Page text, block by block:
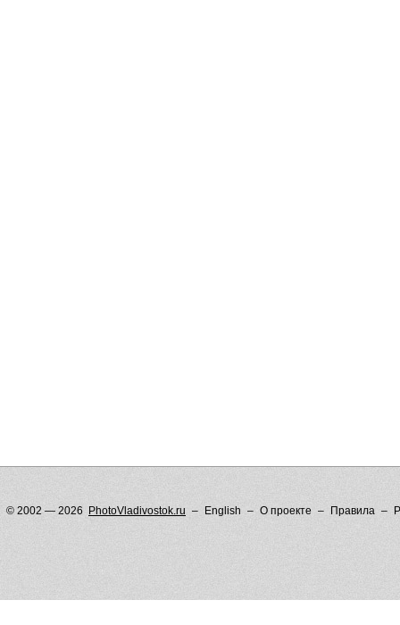
© 2002 — 2026 PhotoVladivostok.ru English О проекте Правила